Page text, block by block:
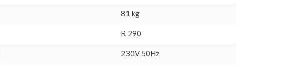
81 kg
R 290
230V 50Hz